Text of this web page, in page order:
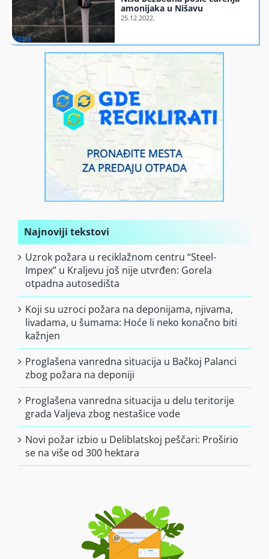
Finansiranje
O nama
amonijaka u Nišavu
Najnoviji tekstovi
Uzrok požara u reciklažnom centru “Steel-
Impex” u Kraljevu još nije utvrđen: Gorela
otpadna autosedišta
Koji su uzroci požara na deponijama, njivama,
livadama, u šumama: Hoće li neko konačno biti
kažnjen
Proglašena vanredna situacija u Bačkoj Palanci
zbog požara na deponiji
Proglašena vanredna situacija u delu teritorije
grada Valjeva zbog nestašice vode
Novi požar izbio u Deliblatskoj peščari: Proširio
se na više od 300 hektara